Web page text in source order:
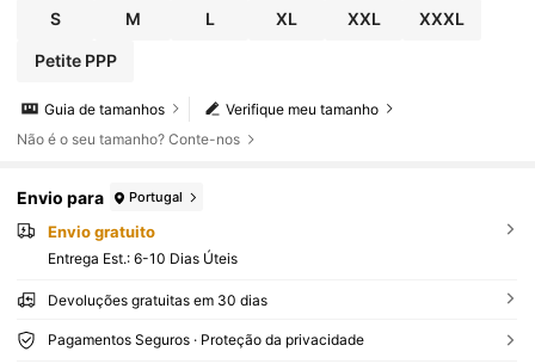
S M L XL XXL XXXL
Petite PPP
Verifique meu tamanho
Guia de tamanhos
Não é o seu tamanho? Conte-nos
Envio para Portugal
Envio gratuito
Entrega Est.: 6-10 Dias Úteis
Devoluções gratuitas em 30 dias
Pagamentos Seguros · Proteção da privacidade